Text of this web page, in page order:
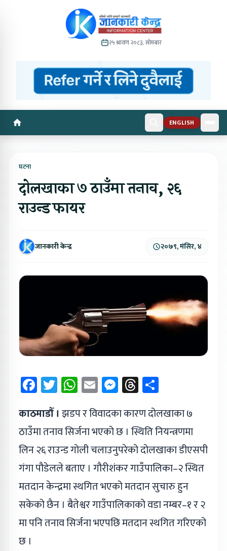
२५ श्रावण २०८३, सोमबार
ENGLISH
घटना
दोलखाका ७ ठाउँमा तनाव, २६
राउन्ड फायर
जानकारी केन्द्र २०७९, मंसिर, ४
Facebook
Twitter
WhatsApp
EmailMessenger
Threads
काठमाडौँ । झडप र विवादका कारण दोलखाका ७
ठाउँमा तनाव सिर्जना भएको छ । स्थिति नियन्त्रणमा
लिन २६ राउन्ड गोली चलाउनुपरेको दोलखाका डीएसपी
गंगा पौडेलले बताए । गौरीशंकर गाउँपालिका–२ स्थित
मतदान केन्द्रमा स्थगित भएको मतदान सुचारु हुन
सकेको छैन । बैतेश्वर गाउँपालिकाको वडा नम्बर–१ र २
मा पनि तनाव सिर्जना भएपछि मतदान स्थगित गरिएको
छ ।